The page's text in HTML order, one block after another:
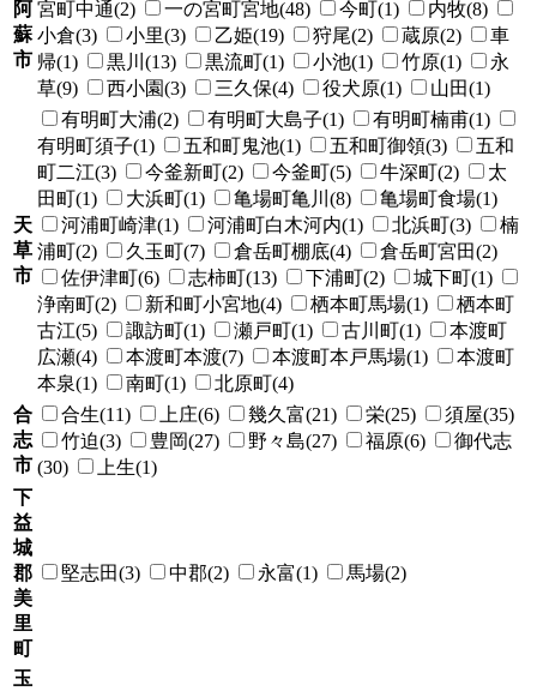
阿
蘇
市
宮町中通(2) 一の宮町宮地(48) 今町(1)
内牧(8)
小倉(3)
小里(3) 乙姫(19) 狩尾(2) 蔵原(2)
車
帰(1)
黒川(13) 黒流町(1) 小池(1) 竹原(1)
永
草(9)
西小園(3) 三久保(4) 役犬原(1) 山田(1)
天
草
市
有明町大浦(2) 有明町大島子(1)
有明町楠甫(1)
有明町須子(1)
五和町鬼池(1) 五和町御領(3)
五和
町二江(3)
今釜新町(2) 今釜町(5) 牛深町(2)
太
田町(1)
大浜町(1) 亀場町亀川(8)
亀場町食場(1)
河浦町崎津(1)
河浦町白木河内(1) 北浜町(3)
楠
浦町(2)
久玉町(7) 倉岳町棚底(4)
倉岳町宮田(2)
佐伊津町(6)
志柿町(13) 下浦町(2)
城下町(1)
浄南町(2)
新和町小宮地(4) 栖本町馬場(1)
栖本町
古江(5)
諏訪町(1) 瀬戸町(1) 古川町(1)
本渡町
広瀬(4)
本渡町本渡(7) 本渡町本戸馬場(1)
本渡町
本泉(1)
南町(1)
北原町(4)
合
志
市
合生(11) 上庄(6) 幾久富(21) 栄(25)
須屋(35)
竹迫(3)
豊岡(27) 野々島(27) 福原(6)
御代志
(30)
上生(1)
下
益
城
郡
美
里
町
堅志田(3) 中郡(2) 永富(1) 馬場(2)
玉